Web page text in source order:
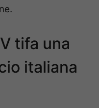
tifa una
italiana